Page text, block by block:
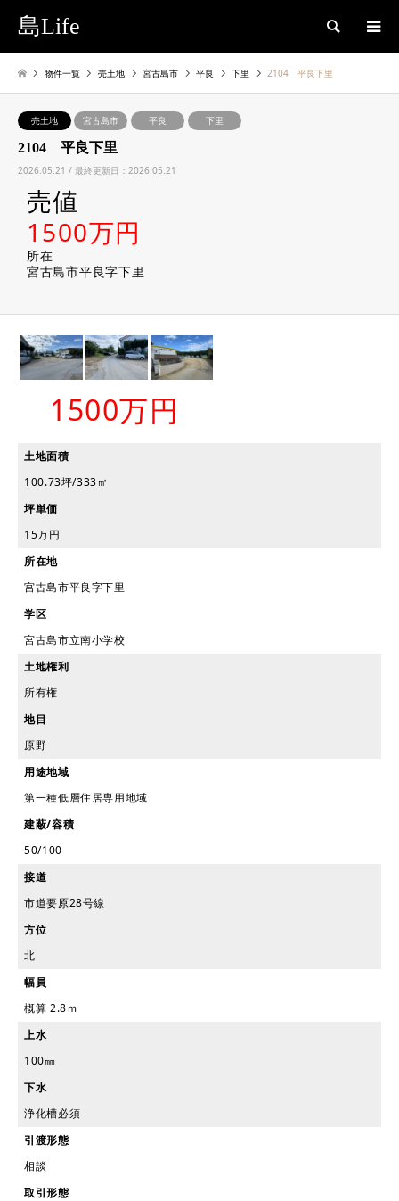
島Life 検索
物件一覧 売土地 宮古島市 平良 下里 2104 平良下里
売土地 宮古島市 平良 下里
2104 平良下里
2026.05.21 / 最終更新日：2026.05.21
売値
1500万円
所在
宮古島市平良字下里
1500万円
土地面積
100.73坪/333㎡
坪単価
15万円
所在地
宮古島市平良字下里
学区
宮古島市立南小学校
土地権利
所有権
地目
原野
用途地域
第一種低層住居専用地域
建蔽/容積
50/100
接道
市道要原28号線
方位
北
幅員
概算 2.8ｍ
上水
100㎜
下水
浄化槽必須
引渡形態
相談
取引形態